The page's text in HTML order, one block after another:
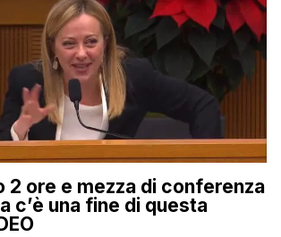
2 ore e mezza di conferenza
c’è una fine di questa